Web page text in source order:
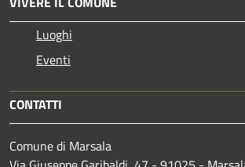
Luoghi
Eventi
CONTATTI
Comune di Marsala